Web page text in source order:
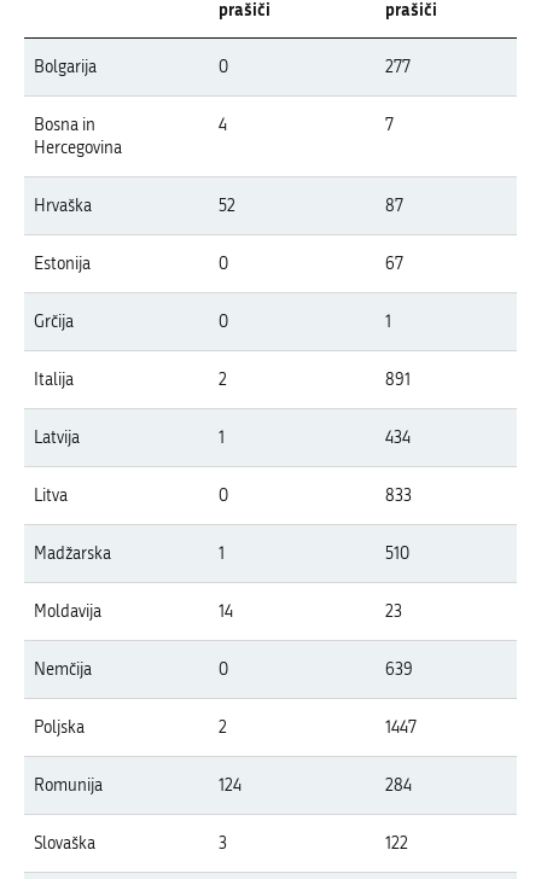
Pregled pojavov APK v letu 2026 po državah Evrope
V tabeli so prikazani izbruhi APK v Evropi v letu 2026 po državah, ločeno
prašiči prašiči
Bolgarija 0 277
Bosna in
Hercegovina
4 7
Hrvaška 52 87
Estonija 0 67
Grčija 0 1
Italija 2 891
Latvija 1 434
Litva 0 833
Madžarska 1 510
Moldavija 14 23
Nemčija 0 639
Poljska 2 1447
Romunija 124 284
Slovaška 3 122